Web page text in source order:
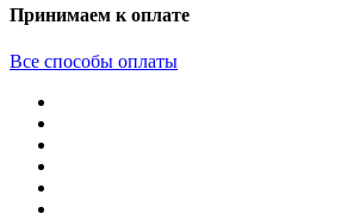
Принимаем к оплате
Все способы оплаты